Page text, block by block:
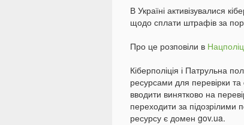
В Україні активізувалися
щодо сплати штрафів за
Про це розповіли в
Кіберполіція і Патрульна
ресурсами для перевірки та
вводити винятково на
переходити за підозрілими
ресурсу є домен gov.ua.